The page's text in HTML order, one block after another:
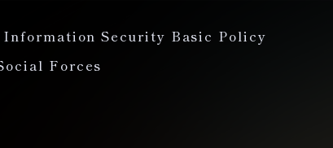
Information Security Basic Policy
Forces